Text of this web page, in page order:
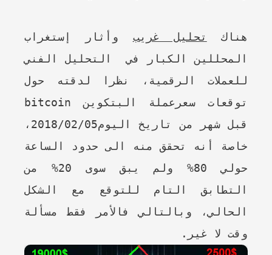
هناك تحليل غريب وأثار إستغراب
المحللين الكبار في التحليل الفني
للعملات الرقمية، نظرا لدقته حول
توقعات سعرعملة البتكوين bitcoin
قبل شهر من تاريخ اليوم2018/02/05،
خاصة أنه تحقق منه الى حدود الساعة
حولي 80% ولم يبق سوى 20% من
التطابق التام للتوقع مع الشكل
الحالي، وبالتالي فالأمر فقط مسألة
وقت لا غير.